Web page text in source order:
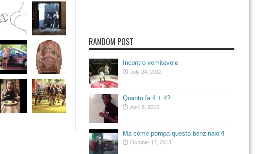
RANDOM POST
Incontro vomitevole
July 24, 2012
Quanto fa 4 + 4?
April 8, 2016
Ma come pompa questo benzinaio?!
October 17, 2013